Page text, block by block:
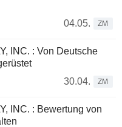
04.05.
ZM
INC. : Von Deutsche
30.04.
ZM
INC. : Bewertung von